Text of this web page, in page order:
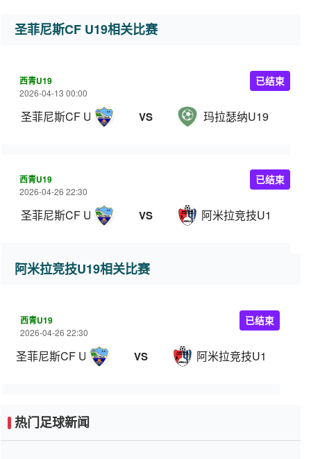
圣菲尼斯CF U19相关比赛
西青U19
2026-04-13 00:00
圣菲尼斯CF U19 VS 玛拉瑟纳U19
已结束
西青U19
2026-04-26 22:30
圣菲尼斯CF U19 VS 阿米拉竞技U19
已结束
阿米拉竞技U19相关比赛
西青U19
2026-04-26 22:30
圣菲尼斯CF U19 VS 阿米拉竞技U19
已结束
热门足球新闻